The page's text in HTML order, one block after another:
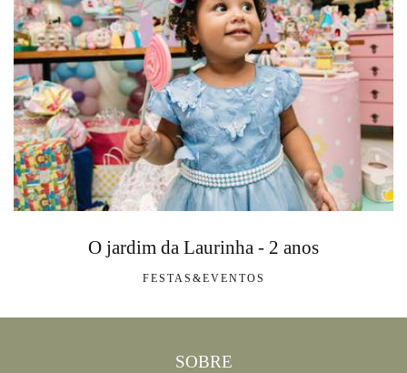
O jardim da Laurinha - 2 anos
FESTAS&EVENTOS
SOBRE